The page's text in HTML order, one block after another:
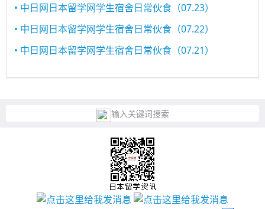
• 中日网日本留学网学生宿舍日常伙食（07.23）
• 中日网日本留学网学生宿舍日常伙食（07.22）
• 中日网日本留学网学生宿舍日常伙食（07.21）
输入关键词搜索